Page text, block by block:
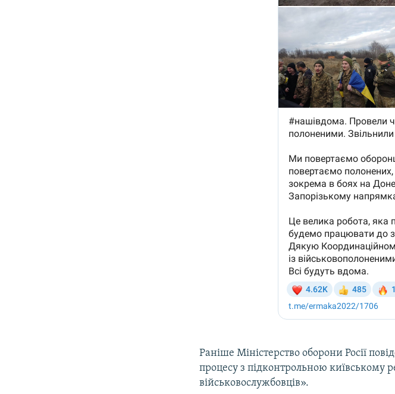
Раніше Міністерство оборони Росії
процесу з підконтрольною київському
військовослужбовців».